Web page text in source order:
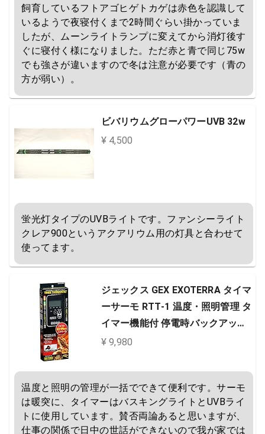
飼育しているフトアゴヒゲトカゲは赤色を認識して
いるようで夜寝付くまで2時間ぐらい掛かっていま
したが、ムーンライトランプに変えてから消灯後す
ぐに寝付く様になりました。ただ赤と青で同じ75w
でも強さが違いますので冬は注意が必要です（青の
方が弱い）。
ビバリウムグローパワーUVB 32w
¥ 4,500
蛍光灯タイプのUVBライトです。ファンシーライト
クレア900というアクアリウム用の灯具と合わせて
使ってます。
ジェックス GEX EXOTERRA タイマ
ーサーモ RTT‐1 温度・照明管理 タ
イマー機能付 停電時バックアップ
機能付
¥ 9,980
温度と照明の管理が一括でできて便利です。サーモ
は暖突に、タイマーはバスキングライトとUVBライ
トに使用しています。賛否両論あると思いますが、
仕事の関係で日中の世話ができないので我が家では